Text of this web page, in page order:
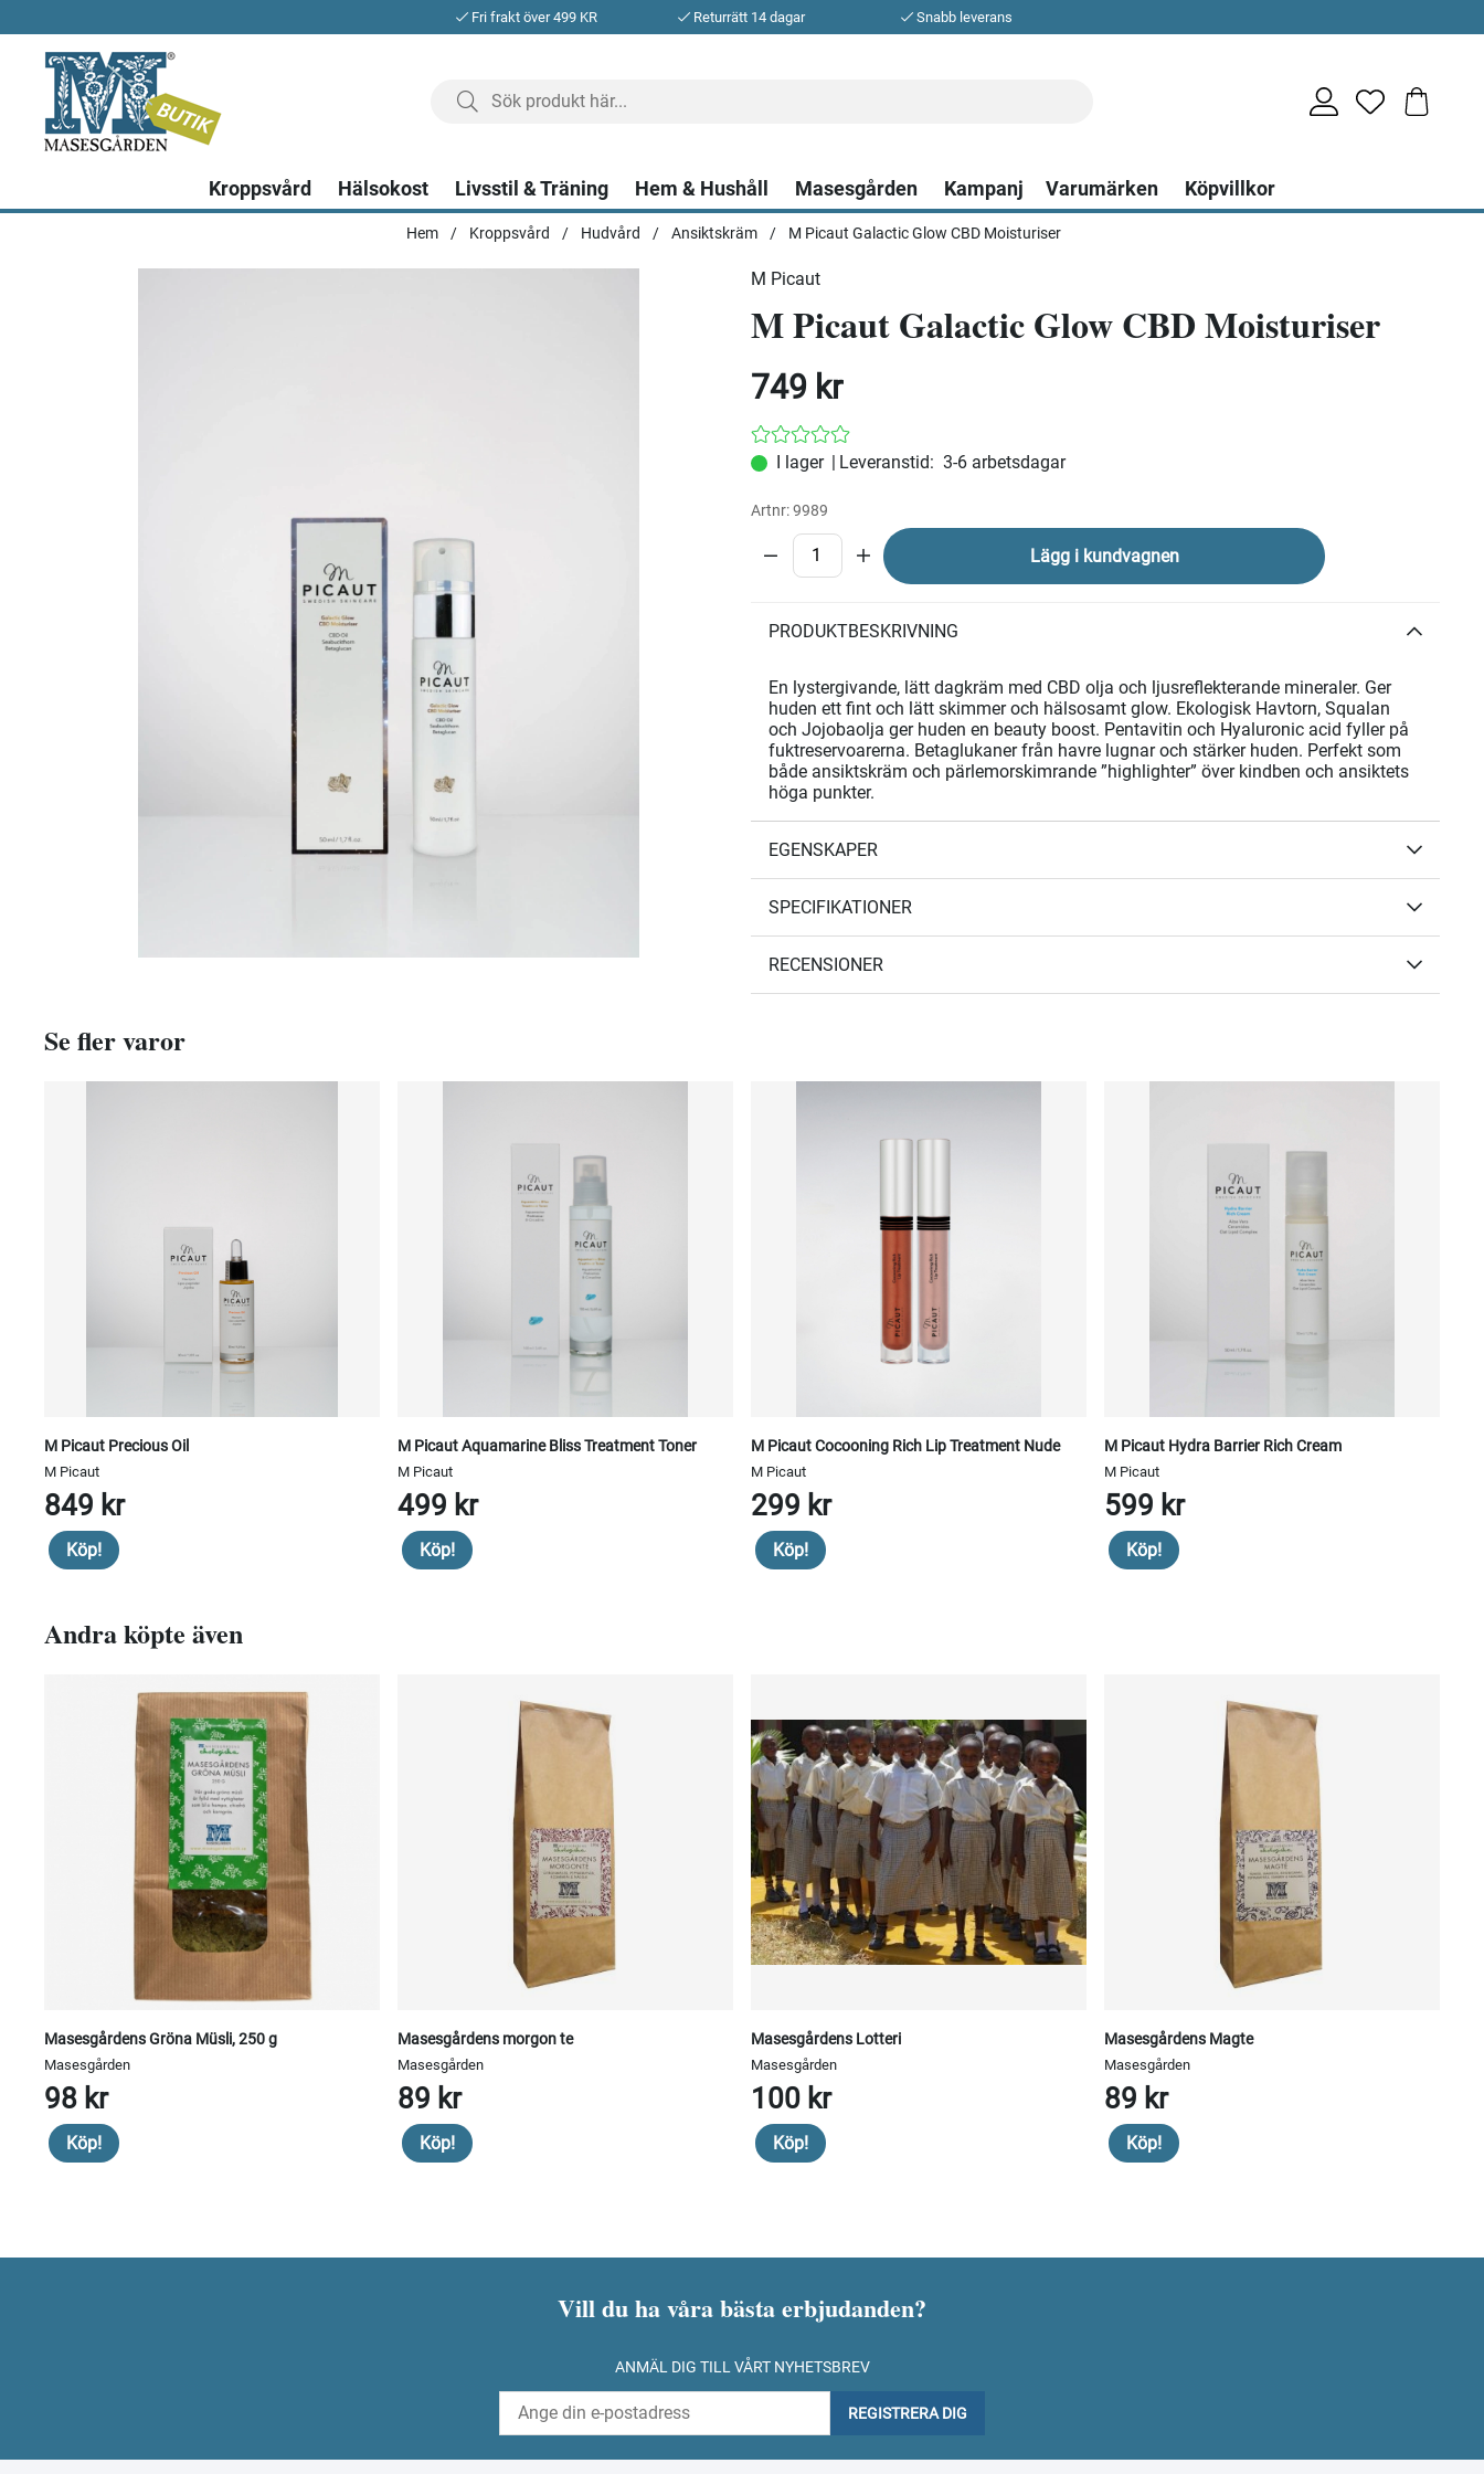
Fri frakt över 499 KR Returrätt 14 dagar Snabb leverans
Kroppsvård Hälsokost Livsstil & Träning Hem & Hushåll Masesgården Kampanj Varumärken Köpvillkor
Hem Kroppsvård Hudvård Ansiktskräm M Picaut Galactic Glow CBD Moisturiser
M Picaut
M Picaut Galactic Glow CBD Moisturiser
749 kr
| Leveranstid: 3-6 arbetsdagar
Artnr:9989
Lägg i kundvagnen
PRODUKTBESKRIVNING
En lystergivande, lätt dagkräm med CBD olja och ljusreflekterande mineraler. Ger
huden ett fint och lätt skimmer och hälsosamt glow. Ekologisk Havtorn, Squalan
och Jojobaolja ger huden en beauty boost. Pentavitin och Hyaluronic acid fyller på
fuktreservoarerna. Betaglukaner från havre lugnar och stärker huden. Perfekt som
både ansiktskräm och pärlemorskimrande ”highlighter” över kindben och ansiktets
höga punkter.
EGENSKAPER
SPECIFIKATIONER
RECENSIONER
Se fler varor
M Picaut Precious Oil
M Picaut
849 kr
Köp!
M Picaut Aquamarine Bliss Treatment Toner
M Picaut
499 kr
Köp!
M Picaut Cocooning Rich Lip Treatment Nude
M Picaut
299 kr
Köp!
M Picaut Hydra Barrier Rich Cream
M Picaut
599 kr
Köp!
Andra köpte även
Masesgårdens Gröna Müsli, 250 g
Masesgården
98 kr
Köp!
Masesgårdens morgon te
Masesgården
89 kr
Köp!
Masesgårdens Lotteri
Masesgården
100 kr
Köp!
Masesgårdens Magte
Masesgården
89 kr
Köp!
Vill du ha våra bästa erbjudanden?
ANMÄL DIG TILL VÅRT NYHETSBREV
REGISTRERA DIG